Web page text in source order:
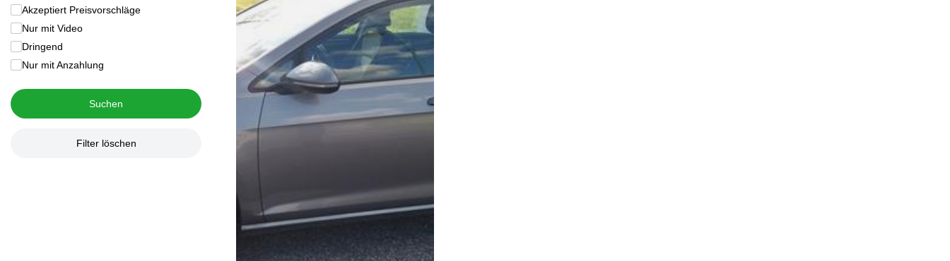
Akzeptiert Preisvorschläge
Nur mit Video
Dringend
Nur mit Anzahlung
Suchen
Filter löschen